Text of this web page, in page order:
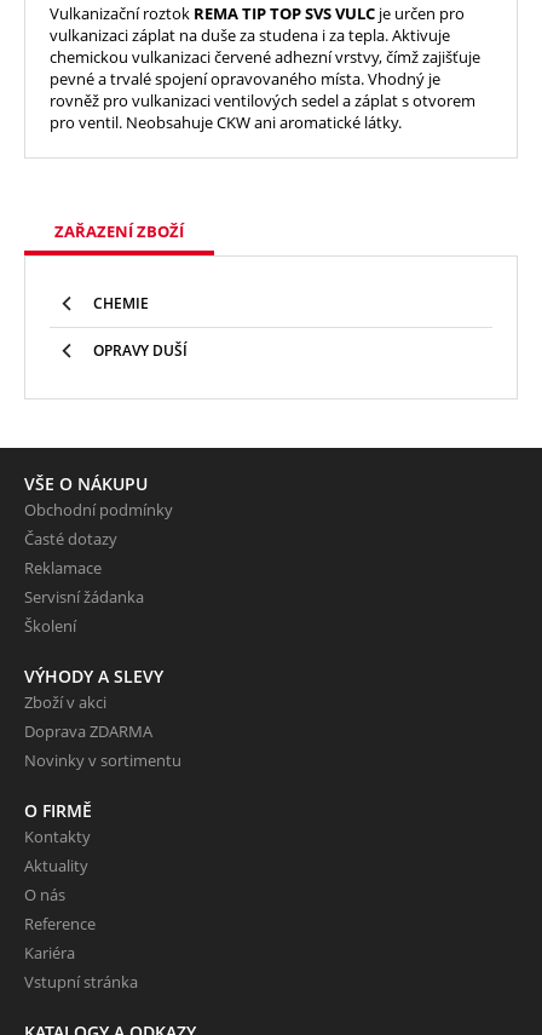
Vulkanizační roztok REMA TIP TOP SVS VULC je určen pro
vulkanizaci záplat na duše za studena i za tepla. Aktivuje
chemickou vulkanizaci červené adhezní vrstvy, čímž zajišťuje
pevné a trvalé spojení opravovaného místa. Vhodný je
rovněž pro vulkanizaci ventilových sedel a záplat s otvorem
pro ventil. Neobsahuje CKW ani aromatické látky.
ZAŘAZENÍ ZBOŽÍ
CHEMIE
OPRAVY DUŠÍ
VŠE O NÁKUPU
Obchodní podmínky
Časté dotazy
Reklamace
Servisní žádanka
Školení
VÝHODY A SLEVY
Zboží v akci
Doprava ZDARMA
Novinky v sortimentu
O FIRMĚ
Kontakty
Aktuality
O nás
Reference
Kariéra
Vstupní stránka